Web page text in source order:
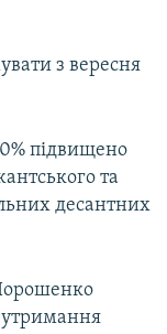
з вересня
підвищено
та
десантних